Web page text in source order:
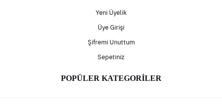
Yeni Üyelik
Üye Girişi
Şifremi Unuttum
Sepetiniz
POPÜLER KATEGORİLER